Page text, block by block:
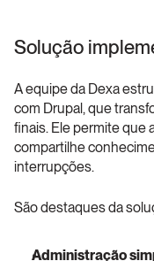
Solução
A equipe da Dexa
com Drupal, que
finais. Ele permite que
compartilhe
interrupções.
São destaques da
Administração